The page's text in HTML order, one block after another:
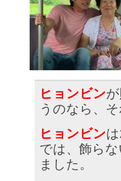
ヒョンビン
うのなら、そ
ヒョンビン
では、飾ら
ました。